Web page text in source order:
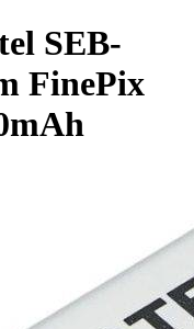
SEB-
FinePix